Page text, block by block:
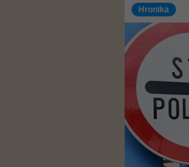
Hronika